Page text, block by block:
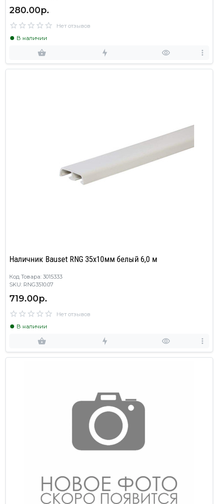
280.00р.
Нет отзывов
В наличии
Наличник Bauset RNG 35х10мм белый 6,0 м
Код Товара: 3015333
SKU: RNG3510.07
719.00р.
Нет отзывов
В наличии